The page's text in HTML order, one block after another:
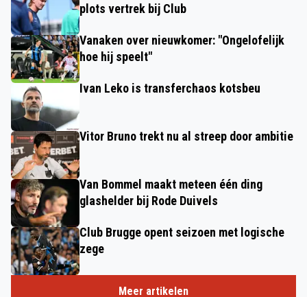
plots vertrek bij Club
Vanaken over nieuwkomer: "Ongelofelijk
hoe hij speelt"
Ivan Leko is transferchaos kotsbeu
Vitor Bruno trekt nu al streep door ambitie
Van Bommel maakt meteen één ding
glashelder bij Rode Duivels
Club Brugge opent seizoen met logische
zege
Meer artikelen